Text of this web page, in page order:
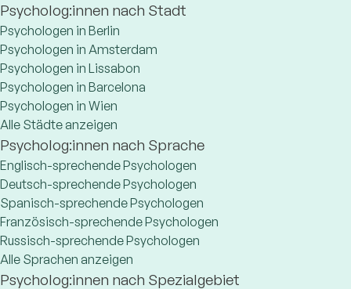
Psycholog:innen nach Stadt
Psychologen in Berlin
Psychologen in Amsterdam
Psychologen in Lissabon
Psychologen in Barcelona
Psychologen in Wien
Alle Städte anzeigen
Psycholog:innen nach Sprache
Englisch-sprechende Psychologen
Deutsch-sprechende Psychologen
Spanisch-sprechende Psychologen
Französisch-sprechende Psychologen
Russisch-sprechende Psychologen
Alle Sprachen anzeigen
Psycholog:innen nach Spezialgebiet